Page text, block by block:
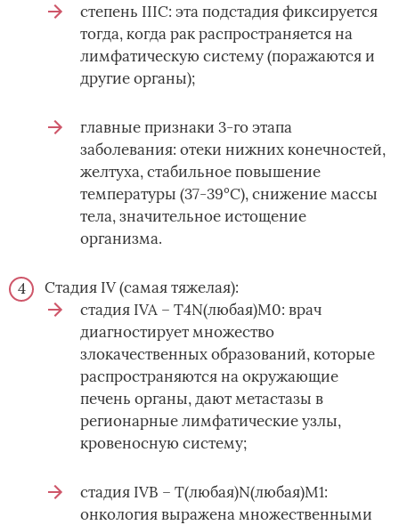
степень IIIС: эта подстадия фиксируется
тогда, когда рак распространяется на
лимфатическую систему (поражаются и
другие органы);
главные признаки 3-го этапа
заболевания: отеки нижних конечностей,
желтуха, стабильное повышение
температуры (37-39°С), снижение массы
тела, значительное истощение
организма.
Стадия IV (самая тяжелая):
стадия IVA – T4N(любая)M0: врач
диагностирует множество
злокачественных образований, которые
распространяются на окружающие
печень органы, дают метастазы в
регионарные лимфатические узлы,
кровеносную систему;
стадия IVB – T(любая)N(любая)M1:
онкология выражена множественными